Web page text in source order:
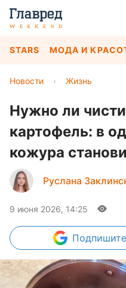
STARS МОДА И
Новости › Жизнь
Нужно ли
картофель: в
кожура
Руслана
9 июня 2026, 14:25